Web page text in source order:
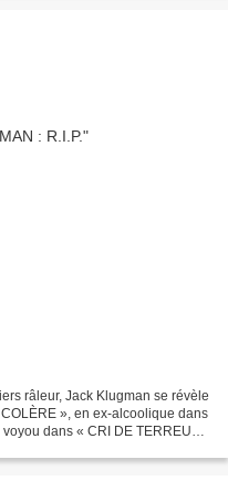
râleur, Jack Klugman se révèle
», en ex-alcoolique dans
dans « CRI DE TERREUR